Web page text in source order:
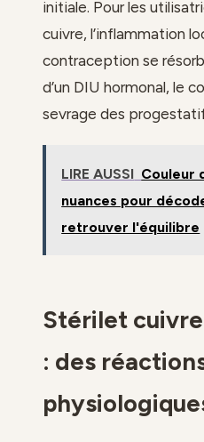
initiale. Pour les
cuivre, l’inflammation
contraception se
d’un DIU hormonal, le
sevrage des
LIRE AUSSI Couleur
nuances pour
retrouver l'équilibre
Stérilet
: des